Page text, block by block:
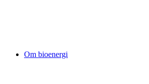
Om bioenergi